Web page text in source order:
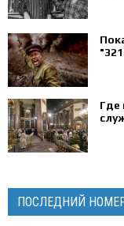
Где
ПОСЛЕДНИЙ